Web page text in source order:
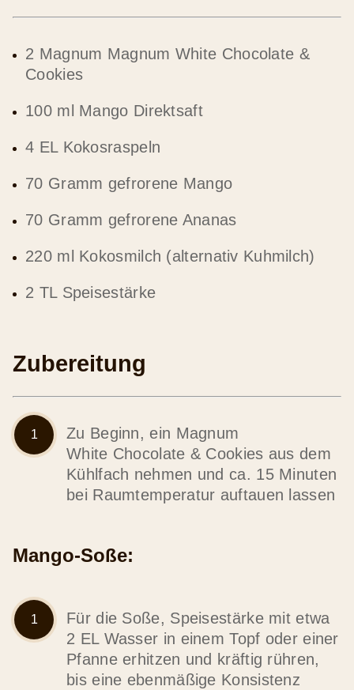
2 Magnum Magnum White Chocolate &
Cookies
100 ml Mango Direktsaft
4 EL Kokosraspeln
70 Gramm gefrorene Mango
70 Gramm gefrorene Ananas
220 ml Kokosmilch (alternativ Kuhmilch)
2 TL Speisestärke
Zubereitung
Zu Beginn, ein Magnum
White Chocolate & Cookies aus dem
Kühlfach nehmen und ca. 15 Minuten
bei Raumtemperatur auftauen lassen
Mango-Soße:
Für die Soße, Speisestärke mit etwa
2 EL Wasser in einem Topf oder einer
Pfanne erhitzen und kräftig rühren,
bis eine ebenmäßige Konsistenz